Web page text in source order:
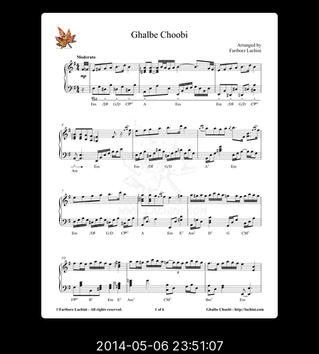
2014-05-06 23:51:07